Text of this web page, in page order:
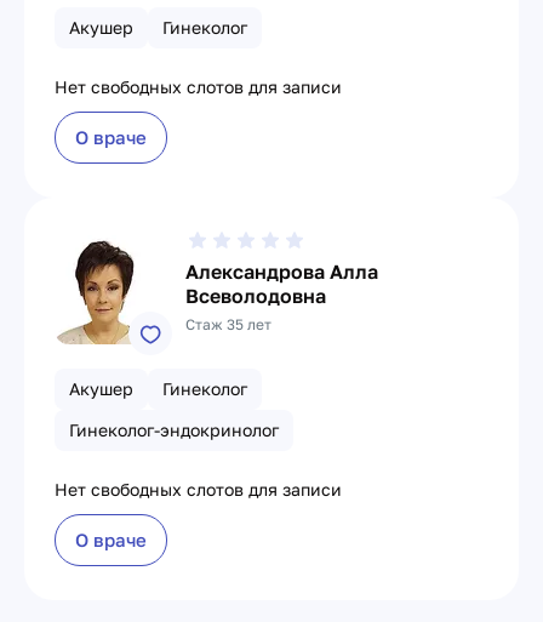
Акушер Гинеколог
Нет свободных слотов для записи
О враче
Александрова Алла
Всеволодовна
Стаж 35 лет
Акушер
Гинеколог
Гинеколог-эндокринолог
Нет свободных слотов для записи
О враче